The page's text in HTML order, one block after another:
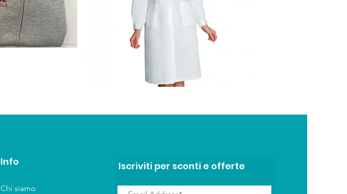
Info
Chi siamo
Iscriviti per sconti e offerte